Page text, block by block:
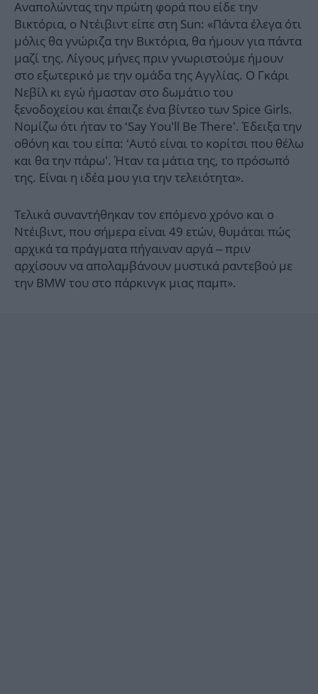
Αναπολώντας την πρώτη φορά που είδε την
Βικτόρια, ο Ντέιβιντ είπε στη Sun: «Πάντα έλεγα ότι
μόλις θα γνώριζα την Βικτόρια, θα ήμουν για πάντα
μαζί της. Λίγους μήνες πριν γνωριστούμε ήμουν
στο εξωτερικό με την ομάδα της Αγγλίας. Ο Γκάρι
Νεβίλ κι εγώ ήμασταν στο δωμάτιο του
ξενοδοχείου και έπαιζε ένα βίντεο των Spice Girls.
Νομίζω ότι ήταν το ‘Say You’ll Be There’. Έδειξα την
οθόνη και του είπα: ‘Αυτό είναι το κορίτσι που θέλω
και θα την πάρω’. Ήταν τα μάτια της, το πρόσωπό
της. Είναι η ιδέα μου για την τελειότητα».
Τελικά συναντήθηκαν τον επόμενο χρόνο και ο
Ντέιβιντ, που σήμερα είναι 49 ετών, θυμάται πώς
αρχικά τα πράγματα πήγαιναν αργά – πριν
αρχίσουν να απολαμβάνουν μυστικά ραντεβού με
την BMW του στο πάρκινγκ μιας παμπ».